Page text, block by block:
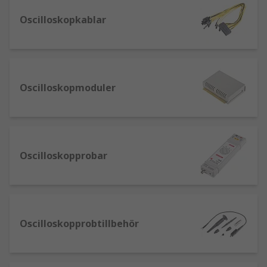
elektroniska hårdvarumoduler som
samarbetar för att detektera, bearbeta och
denna typ använder två eller fyra analoga
kanaler tillsammans med ett större antal
Oscilloskoptillbehör
tillbehör, inklusive spektrumanalysatorer,
signalförstärkare, strömprober och -tänger
Oscilloskopkablar
Oscilloskopmoduler
Oscilloskopprobar
Oscilloskopprobtillbehör